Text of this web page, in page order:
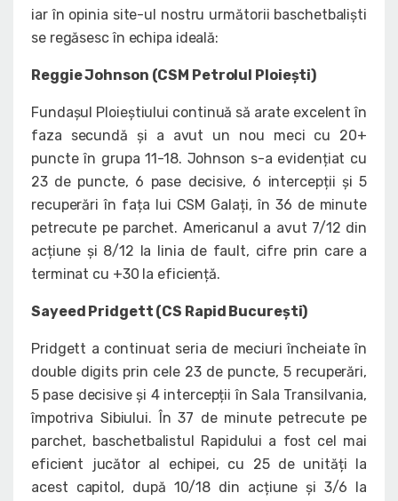
iar în opinia site-ul nostru următorii baschetbaliști
se regăsesc în echipa ideală:
Reggie Johnson (CSM Petrolul Ploiești)
Fundașul Ploieștiului continuă să arate excelent în
faza secundă și a avut un nou meci cu 20+
puncte în grupa 11-18. Johnson s-a evidențiat cu
23 de puncte, 6 pase decisive, 6 intercepții și 5
recuperări în fața lui CSM Galați, în 36 de minute
petrecute pe parchet. Americanul a avut 7/12 din
acțiune și 8/12 la linia de fault, cifre prin care a
terminat cu +30 la eficiență.
Sayeed Pridgett (CS Rapid București)
Pridgett a continuat seria de meciuri încheiate în
double digits prin cele 23 de puncte, 5 recuperări,
5 pase decisive și 4 intercepții în Sala Transilvania,
împotriva Sibiului. În 37 de minute petrecute pe
parchet, baschetbalistul Rapidului a fost cel mai
eficient jucător al echipei, cu 25 de unități la
acest capitol, după 10/18 din acțiune și 3/6 la